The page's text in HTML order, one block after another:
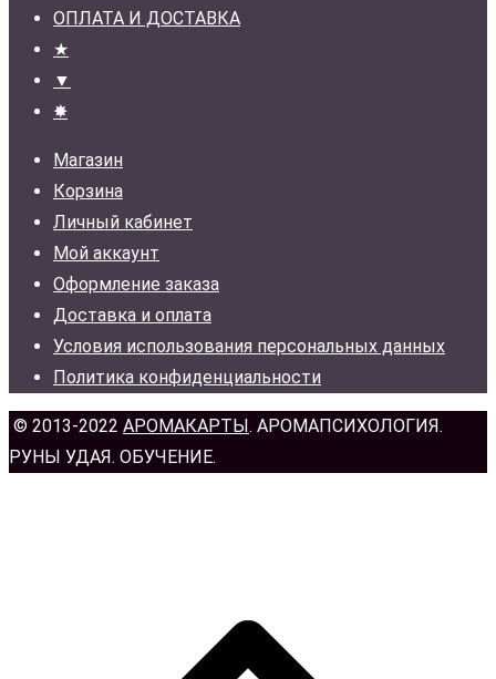
ОПЛАТА И ДОСТАВКА
★
▼
✸
Магазин
Корзина
Личный кабинет
Мой аккаунт
Оформление заказа
Доставка и оплата
Условия использования персональных данных
Политика конфиденциальности
© 2013-2022 АРОМАКАРТЫ . АРОМАПСИХОЛОГИЯ.
РУНЫ УДАЯ. ОБУЧЕНИЕ.